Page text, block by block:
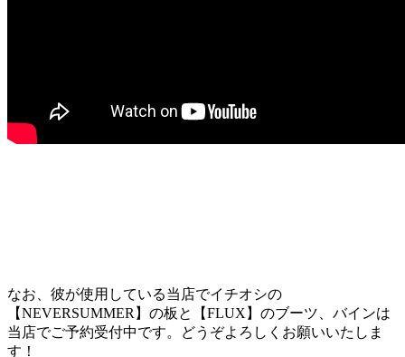
なお、彼が使用している当店でイチオシの
【NEVERSUMMER】の板と【FLUX】のブーツ、バインは
当店でご予約受付中です。どうぞよろしくお願いいたしま
す！